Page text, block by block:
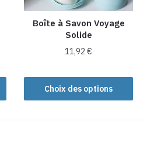
sur
la
page
du
Boîte à Savon Voyage
Solide
11,92€
Choix des options
produit
a